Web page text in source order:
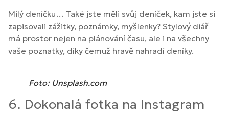
Milý deníčku… Také jste měli svůj deníček, kam jste si
zapisovali zážitky, poznámky, myšlenky? Stylový diář
má prostor nejen na plánování času, ale i na všechny
vaše poznatky, díky čemuž hravě nahradí deníky.
Foto: Unsplash.com
6. Dokonalá fotka na Instagram